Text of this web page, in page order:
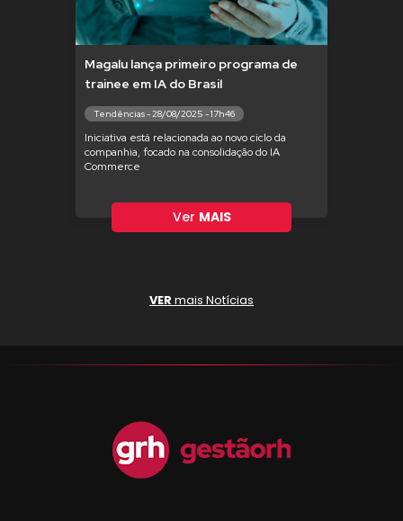
Magalu lança primeiro programa de
trainee em IA do Brasil
Tendências - 28/08/2025 - 17h46
Iniciativa está relacionada ao novo ciclo da
companhia, focado na consolidação do IA
Commerce
Ver MAIS
VER mais Notícias